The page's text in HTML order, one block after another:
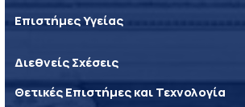
Επιστήμες Υγείας
Διεθνείς Σχέσεις
Θετικές Επιστήμες και Τεχνολογία